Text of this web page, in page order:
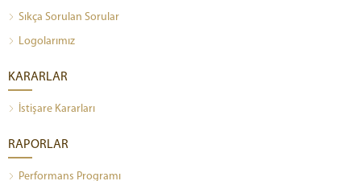
Sıkça Sorulan Sorular
Logolarımız
KARARLAR
İstişare Kararları
RAPORLAR
Performans Programı